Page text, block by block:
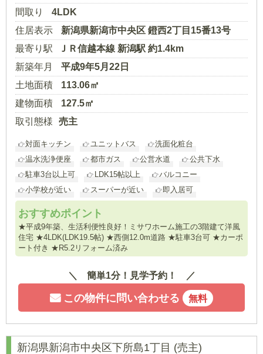
間取り
4LDK
住居表示
新潟県新潟市中央区 鐙西2丁目15番13号
最寄り駅
ＪＲ信越本線 新潟駅 約1.4km
新築年月
平成9年5月22日
土地面積
113.06㎡
建物面積
127.5㎡
取引態様
売主
対面キッチン ユニットバス
洗面化粧台
温水洗浄便座
都市ガス 公営水道
公共下水
駐車3台以上可
LDK15帖以上
バルコニー
小学校が近い
スーパーが近い 即入居可
おすすめポイント
★平成9年築、生活利便性良好！ミサワホーム施工の3階建て洋風
住宅 ★4LDK(LDK19.5帖) ★西側12.0m道路 ★駐車3台可 ★カーポ
ート付き ★R5.2リフォーム済み
簡単1分！見学予約！
この物件に問い合わせる 無料
新潟県新潟市中央区下所島1丁目 (売主)